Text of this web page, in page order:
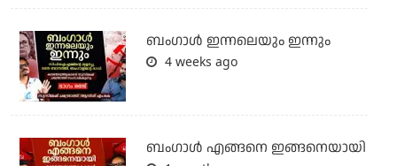
ബംഗാള്‍ ഇന്നലെയും ഇന്നും
4 weeks ago
ബം​ഗാൾ എങ്ങനെ ഇങ്ങനെയായി